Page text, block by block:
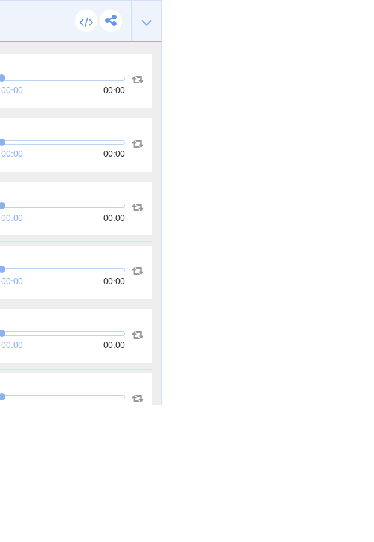
00:00 00:00
00:00 00:00
00:00 00:00
00:00 00:00
00:00 00:00
00:00 00:00